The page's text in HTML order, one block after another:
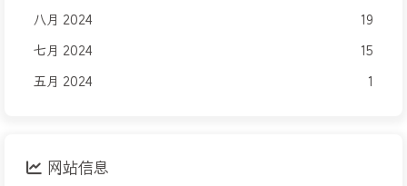
八月 2024 19
七月 2024 15
五月 2024 1
网站信息